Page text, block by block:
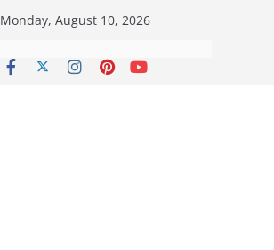
Monday, August 10, 2026